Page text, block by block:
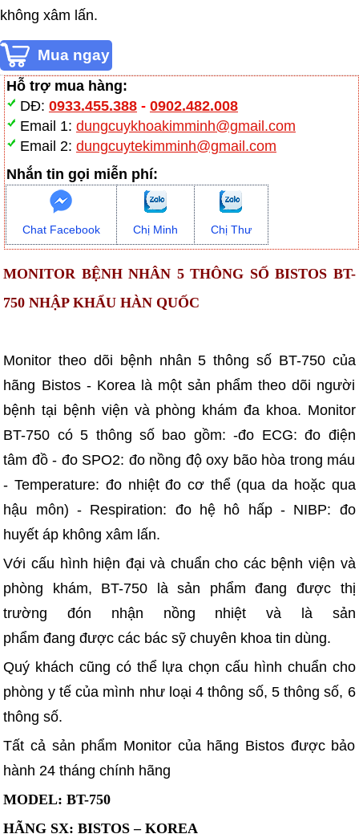
không xâm lấn.
Hỗ trợ mua hàng:
DĐ: 0933.455.388- 0902.482.008
Email 1: dungcuykhoakimminh@gmail.com
Email 2: dungcuytekimminh@gmail.com
Nhắn tin gọi miễn phí:
Chat Facebook Chị Minh Chị Thư
MONITOR BỆNH NHÂN 5 THÔNG SỐ BISTOS BT-
750 NHẬP KHẨU HÀN QUỐC
Monitor theo dõi bệnh nhân 5 thông số BT-750 của
hãng Bistos - Korea là một sản phẩm theo dõi người
bệnh tại bệnh viện và phòng khám đa khoa. Monitor
BT-750 có 5 thông số bao gồm: -đo ECG: đo điện
tâm đồ - đo SPO2: đo nồng độ oxy bão hòa trong máu
- Temperature: đo nhiệt đo cơ thể (qua da hoặc qua
hậu môn) - Respiration: đo hệ hô hấp - NIBP: đo
huyết áp không xâm lấn.
Với cấu hình hiện đại và chuẩn cho các bệnh viện và
phòng khám, BT-750 là sản phẩm đang được thị
trường đón nhận nồng nhiệt và là sản
phẩm đang được các bác sỹ chuyên khoa tin dùng.
Quý khách cũng có thể lựa chọn cấu hình chuẩn cho
phòng y tế của mình như loại 4 thông số, 5 thông số, 6
thông số.
Tất cả sản phẩm Monitor của hãng Bistos được bảo
hành 24 tháng chính hãng
MODEL: BT-750
HÃNG SX: BISTOS – KOREA